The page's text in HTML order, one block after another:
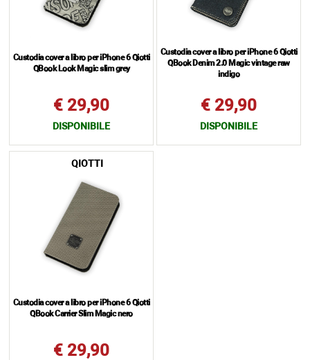
Custodia cover a libro per iPhone 6 Qiotti
QBook Look Magic slim grey
€ 29,90
DISPONIBILE
Custodia cover a libro per iPhone 6 Qiotti
QBook Denim 2.0 Magic vintage raw
indigo
€ 29,90
DISPONIBILE
QIOTTI
Custodia cover a libro per iPhone 6 Qiotti
QBook Carrier Slim Magic nero
€ 29,90